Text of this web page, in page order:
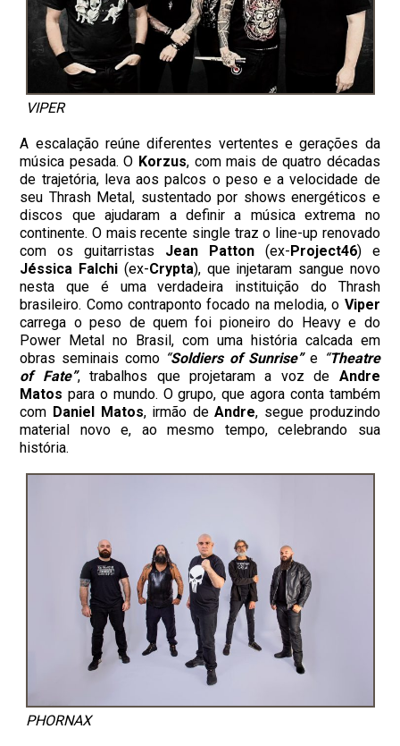
VIPER
A escalação reúne diferentes vertentes e gerações da
música pesada. O Korzus, com mais de quatro décadas
de trajetória, leva aos palcos o peso e a velocidade de
seu Thrash Metal, sustentado por shows energéticos e
discos que ajudaram a definir a música extrema no
continente. O mais recente single traz o line-up renovado
com os guitarristas Jean Patton(ex-Project46) e
Jéssica Falchi (ex-Crypta), que injetaram sangue novo
nesta que é uma verdadeira instituição do Thrash
brasileiro. Como contraponto focado na melodia, o Viper
carrega o peso de quem foi pioneiro do Heavy e do
Power Metal no Brasil, com uma história calcada em
obras seminais como “Soldiers of Sunrise”e “Theatre
of Fate”, trabalhos que projetaram a voz de Andre
Matos para o mundo. O grupo, que agora conta também
com Daniel Matos, irmão deAndre, segue produzindo
material novo e, ao mesmo tempo, celebrando sua
história.
PHORNAX